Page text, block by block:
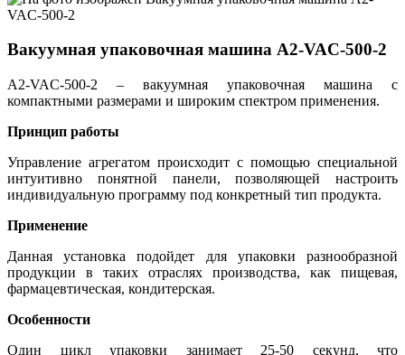
Вакуумная упаковочная машина А2-VAC-500-2
A2-VAC-500-2 – вакуумная упаковочная машина с
компактными размерами и широким спектром применения.
Принцип работы
Управление агрегатом происходит с помощью специальной
интуитивно понятной панели, позволяющей настроить
индивидуальную программу под конкретный тип продукта.
Применение
Данная установка подойдет для упаковки разнообразной
продукции в таких отраслях производства, как пищевая,
фармацевтическая, кондитерская.
Особенности
Один цикл упаковки занимает 25-50 секунд, что